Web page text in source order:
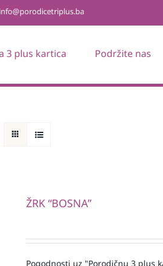
3 plus kartica Podržite nas
ŽRK “BOSNA”
Pogodnosti uz "Porodičnu 3 plus